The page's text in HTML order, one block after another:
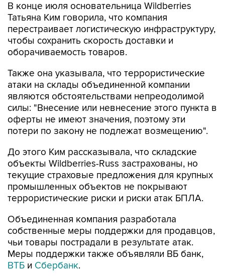
В конце июля основательница Wildberries
Татьяна Ким говорила, что компания
перестраивает логистическую инфраструктуру,
чтобы сохранить скорость доставки и
оборачиваемость товаров.
Также она указывала, что террористические
атаки на склады объединенной компании
являются обстоятельствами непреодолимой
силы: "Внесение или невнесение этого пункта в
оферты не имеют значения, поэтому эти
потери по закону не подлежат возмещению".
До этого Ким рассказывала, что складские
объекты Wildberries-Russ застрахованы, но
текущие страховые предложения для крупных
промышленных объектов не покрывают
террористические риски и риски атак БПЛА.
Объединенная компания разработала
собственные меры поддержки для продавцов,
чьи товары пострадали в результате атак.
Меры поддержки также объявляли ВБ банк,
ВТБ и Сбербанк.